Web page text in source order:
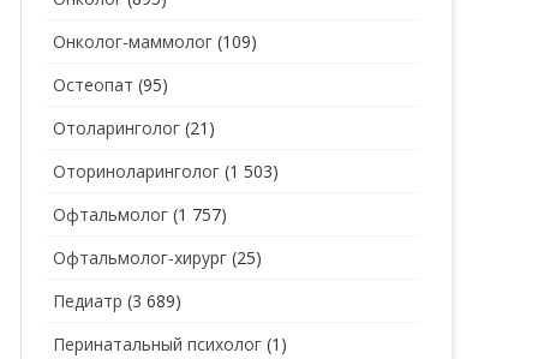
Онколог-маммолог (109)
Остеопат (95)
Отоларинголог (21)
Оториноларинголог (1 503)
Офтальмолог (1 757)
Офтальмолог-хирург (25)
Педиатр (3 689)
Перинатальный психолог (1)